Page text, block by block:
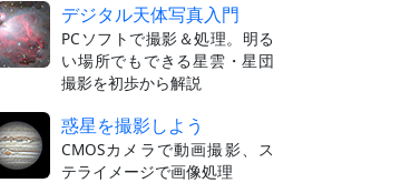
デジタル天体写真入門
PCソフトで撮影＆処理。明る
い場所でもできる星雲・星団
撮影を初歩から解説
惑星を撮影しよう
CMOSカメラで動画撮影、ス
テライメージで画像処理